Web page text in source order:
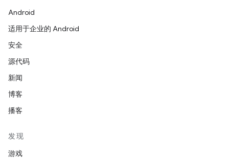
Android
适用于企业的 Android
安全
源代码
新闻
博客
播客
发现
游戏